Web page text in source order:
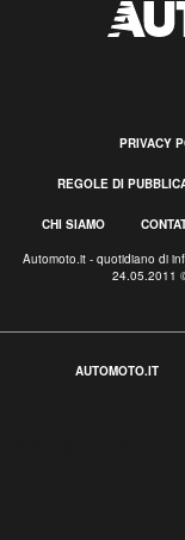
PRIVACY
REGOLE DI
CHI SIAMO
Automoto.it - quotidiano di
24.05.2011
AUTOMOTO.IT